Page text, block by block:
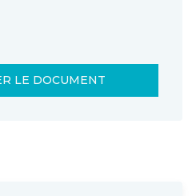
LE DOCUMENT